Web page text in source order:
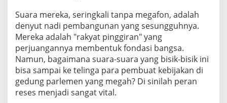
Suara mereka, seringkali tanpa megafon, adalah
denyut nadi pembangunan yang sesungguhnya.
Mereka adalah "rakyat pinggiran" yang
perjuangannya membentuk fondasi bangsa.
Namun, bagaimana suara-suara yang bisik-bisik ini
bisa sampai ke telinga para pembuat kebijakan di
gedung parlemen yang megah? Di sinilah peran
reses menjadi sangat vital.